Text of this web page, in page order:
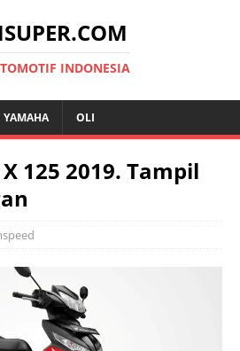
INDONESIA
YAMAHA OLI
125 2019. Tampil